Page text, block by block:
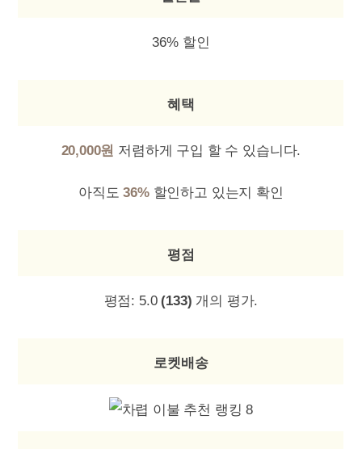
36% 할인
혜택
20,000원 저렴하게 구입 할 수 있습니다.
아직도36%할인하고 있는지 확인
평점
평점: 5.0 (133) 개의 평가.
로켓배송